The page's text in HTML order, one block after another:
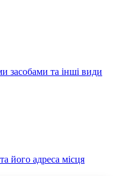
засобами та інші види
його адреса місця